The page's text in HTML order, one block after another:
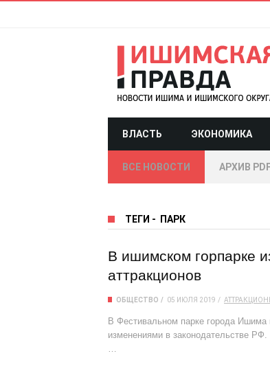
ВЛАСТЬ ЭКОНОМИКА
ВСЕ НОВОСТИ АРХИВ
ТЕГИ - ПАРК
В ишимском горпарке
аттракционов
ОБЩЕСТВО 05 ИЮЛЯ 2019
В Фестивальном парке города
изменениями в законодательстве
…